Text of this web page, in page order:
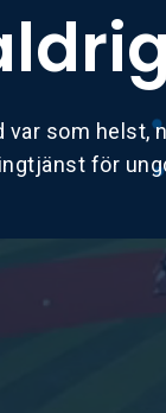
var som helst,
för